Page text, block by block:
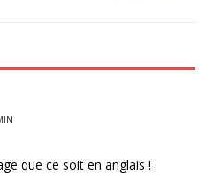
que ce soit en anglais !